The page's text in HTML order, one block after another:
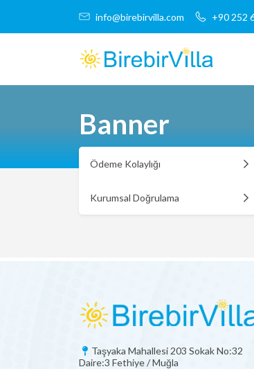
info@birebirvilla.com +90 252
Banner
Ödeme Kolaylığı
Kurumsal Doğrulama
Taşyaka Mahallesi 203 Sokak No:32
Daire:3 Fethiye / Muğla